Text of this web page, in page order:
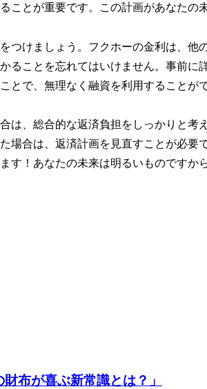
ことが重要です。この計画があなたの
つけましょう。フクホーの金利は、他
ることを忘れてはいけません。事前に
とで、無理なく融資を利用することが
は、総合的な返済負担をしっかりと考
場合は、返済計画を見直すことが必要
す！あなたの未来は明るいものですか
布が喜ぶ新常識とは？」